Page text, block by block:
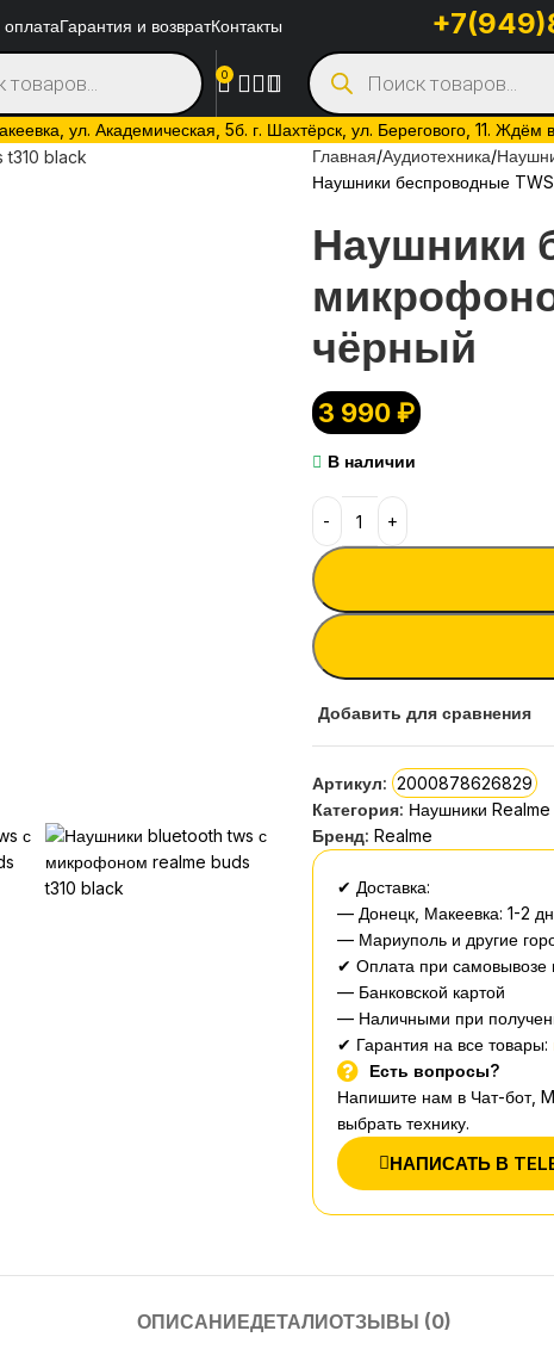
ул. Академическая, 5б. г. Шахтёрск, ул. Берегового, 11. Ждём
оплатаГарантия и возвратКонтакты
0
Главная Аудиотехника
Наушники беспроводные
Наушники
чёрный
3 990₽
В наличии
Добавить для сравнения
Артикул: 2000878626829
Категория: Наушники Realme
Бренд: Realme
✔ Доставка:
— Донецк, Макеевка: 1-2
— Мариуполь и другие
✔ Оплата при самовывозе
— Банковской картой
— Наличными при
✔ Гарантия на все товары:
Есть вопросы?
Напишите нам в Чат-бот,
выбрать технику.
НАПИСАТЬ В
ОПИСАНИЕДЕТАЛИОТЗЫВЫ (0)